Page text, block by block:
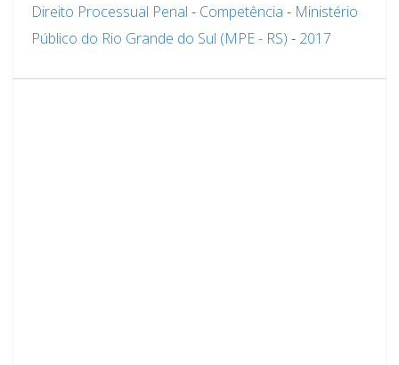
Direito Processual Penal - Competência - Ministério
Público do Rio Grande do Sul (MPE - RS) - 2017